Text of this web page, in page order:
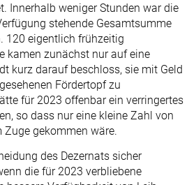
Innerhalb weniger Stunden war die
stehende Gesamtsumme
120 eigentlich frühzeitig
kamen zunächst nur auf eine
kurz darauf beschloss, sie mit Geld
Fördertopf zu
für 2023 offenbar ein verringertes
so dass nur eine kleine Zahl von
gekommen wäre.
des Dezernats sicher
die für 2023 verbliebene